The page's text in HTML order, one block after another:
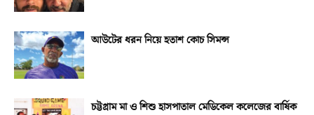
আউটের ধরন নিয়ে হতাশ কোচ সিমন্স
চট্টগ্রাম মা ও শিশু হাসপাতাল মেডিকেল কলেজের বার্ষিক